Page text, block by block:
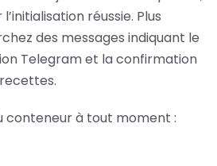
réussie. Plus
des messages indiquant le
Telegram et la confirmation
conteneur à tout moment :